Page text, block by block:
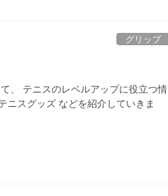
グリップ
、 テニスのレベルアップに役立つ情
ニスグッズ などを紹介していきま